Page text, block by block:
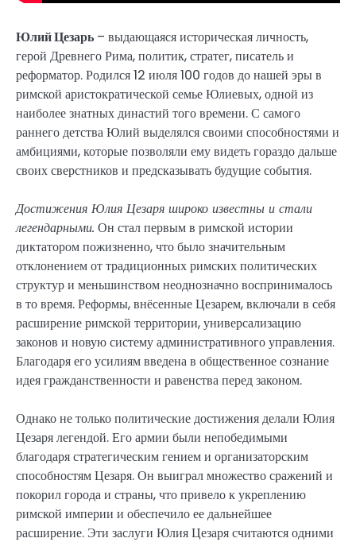
Юлий Цезарь – выдающаяся историческая личность,
герой Древнего Рима, политик, стратег, писатель и
реформатор. Родился 12 июля 100 годов до нашей эры в
римской аристократической семье Юлиевых, одной из
наиболее знатных династий того времени. С самого
раннего детства Юлий выделялся своими способностями и
амбициями, которые позволяли ему видеть гораздо дальше
своих сверстников и предсказывать будущие события.
Достижения Юлия Цезаря широко известны и стали
легендарными. Он стал первым в римской истории
диктатором пожизненно, что было значительным
отклонением от традиционных римских политических
структур и меньшинством неоднозначно воспринималось
в то время. Реформы, внёсенные Цезарем, включали в себя
расширение римской территории, универсализацию
законов и новую систему административного управления.
Благодаря его усилиям введена в общественное сознание
идея гражданственности и равенства перед законом.
Однако не только политические достижения делали Юлия
Цезаря легендой. Его армии были непобедимыми
благодаря стратегическим гением и организаторским
способностям Цезаря. Он выиграл множество сражений и
покорил города и страны, что привело к укреплению
римской империи и обеспечило ее дальнейшее
расширение. Эти заслуги Юлия Цезаря считаются одними